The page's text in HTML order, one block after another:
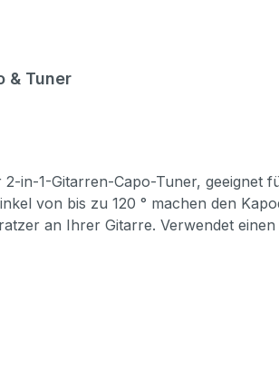
& Tuner
in-1-Gitarren-Capo-Tuner, geeignet
von bis zu 120 ° machen den
an Ihrer Gitarre. Verwendet